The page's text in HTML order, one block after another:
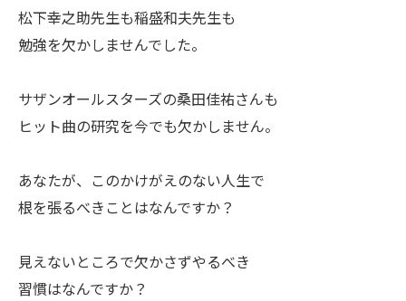
ㅤ松下幸之助先生も稲盛和夫先生も
勉強を欠かしませんでした。
ㅤサザンオールスターズの桑田佳祐さんも
ヒット曲の研究を今でも欠かしません。
ㅤあなたが、このかけがえのない人生で
根を張るべきことはなんですか？
ㅤ見えないところで欠かさずやるべき
習慣はなんですか？